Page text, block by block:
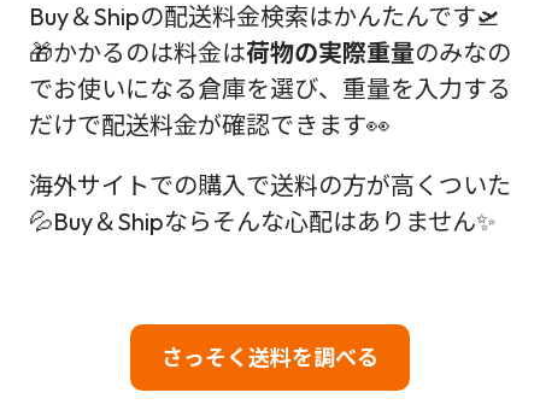
Buy＆Shipの配送料金検索はかんたんです🛫
🎁かかるのは料金は荷物の実際重量のみなの
でお使いになる倉庫を選び、重量を入力する
だけで配送料金が確認できます👀
海外サイトでの購入で送料の方が高くついた
💦Buy＆Shipならそんな心配はありません✨
さっそく送料を調べる